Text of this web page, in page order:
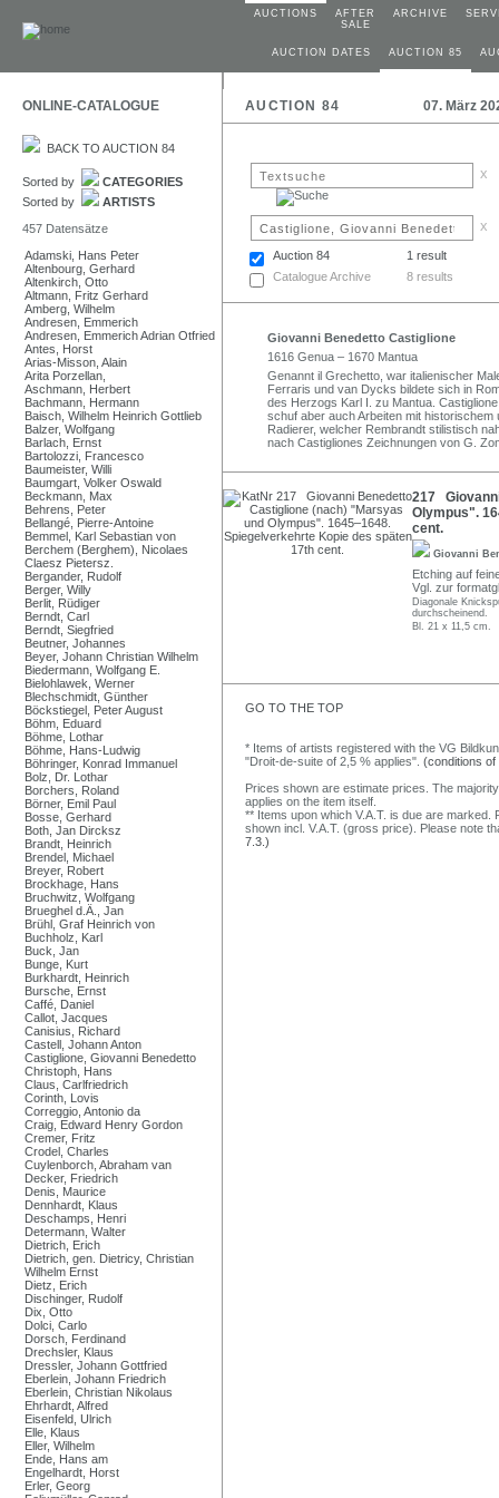
AUCTIONS
AFTER
SALE
ARCHIVE
AUCTION DATES AUCTION 85
ONLINE-CATALOGUE AUCTION 84 07. März
BACK TO AUCTION 84
Sorted by
CATEGORIES
Sorted by
ARTISTS
457 Datensätze
Adamski, Hans Peter
Altenbourg, Gerhard
Altenkirch, Otto
Altmann, Fritz Gerhard
Amberg, Wilhelm
Andresen, Emmerich
Andresen, Emmerich Adrian Otfried
Antes, Horst
Arias-Misson, Alain
Arita Porzellan,
Aschmann, Herbert
Bachmann, Hermann
Baisch, Wilhelm Heinrich Gottlieb
Balzer, Wolfgang
Barlach, Ernst
Bartolozzi, Francesco
Baumeister, Willi
Baumgart, Volker Oswald
Beckmann, Max
Behrens, Peter
Bellangé, Pierre-Antoine
Bemmel, Karl Sebastian von
Berchem (Berghem), Nicolaes
Claesz Pietersz.
Bergander, Rudolf
Berger, Willy
Berlit, Rüdiger
Berndt, Carl
Berndt, Siegfried
Beutner, Johannes
Beyer, Johann Christian Wilhelm
Biedermann, Wolfgang E.
Bielohlawek, Werner
Blechschmidt, Günther
Böckstiegel, Peter August
Böhm, Eduard
Böhme, Lothar
Böhme, Hans-Ludwig
Böhringer, Konrad Immanuel
Bolz, Dr. Lothar
Borchers, Roland
Börner, Emil Paul
Bosse, Gerhard
Both, Jan Dircksz
Brandt, Heinrich
Brendel, Michael
Breyer, Robert
Brockhage, Hans
Bruchwitz, Wolfgang
Brueghel d.Ä., Jan
Brühl, Graf Heinrich von
Buchholz, Karl
Buck, Jan
Bunge, Kurt
Burkhardt, Heinrich
Bursche, Ernst
Caffé, Daniel
Callot, Jacques
Canisius, Richard
Castell, Johann Anton
Castiglione, Giovanni Benedetto
Christoph, Hans
Claus, Carlfriedrich
Corinth, Lovis
Correggio, Antonio da
Craig, Edward Henry Gordon
Cremer, Fritz
Crodel, Charles
Cuylenborch, Abraham van
Decker, Friedrich
Denis, Maurice
Dennhardt, Klaus
Deschamps, Henri
Determann, Walter
Dietrich, Erich
Dietrich, gen. Dietricy, Christian
Wilhelm Ernst
Dietz, Erich
Dischinger, Rudolf
Dix, Otto
Dolci, Carlo
Dorsch, Ferdinand
Drechsler, Klaus
Dressler, Johann Gottfried
Eberlein, Johann Friedrich
Eberlein, Christian Nikolaus
Ehrhardt, Alfred
Eisenfeld, Ulrich
Elle, Klaus
Eller, Wilhelm
Ende, Hans am
Engelhardt, Horst
Erler, Georg
x
x
Auction 84
1 result
Catalogue Archive
8 results
Giovanni Benedetto Castiglione
1616 Genua – 1670 Mantua
Genannt il Grechetto, war italienischer
Ferraris und van Dycks bildete sich in
des Herzogs Karl I. zu Mantua.
schuf aber auch Arbeiten mit
Radierer, welcher Rembrandt stilistisch
nach Castigliones Zeichnungen von G.
217
Olympus".
cent.
Giovanni
Etching auf
Vgl. zur
Diagonale
durchscheinend.
Bl. 21 x 11,5 cm.
GO TO THE TOP
* Items of artists registered with the VG
"Droit-de-suite of 2,5 % applies". (conditions of
Prices shown are estimate prices. The
applies on the item itself.
** Items upon which V.A.T. is due are
shown incl. V.A.T. (gross price). Please note
7.3.)